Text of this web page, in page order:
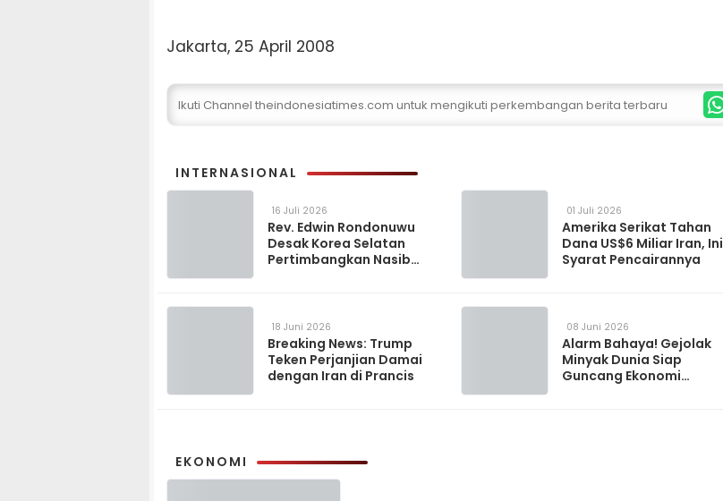
Jakarta, 25 April 2008
Ikuti Channel theindonesiatimes.com untuk mengikuti perkembangan berita terbaru
INTERNASIONAL
16 Juli 2026
Rev. Edwin Rondonuwu
Desak Korea Selatan
Pertimbangkan Nasib
01 Juli 2026
Amerika Serikat Tahan
Dana US$6 Miliar Iran, Ini
Syarat Pencairannya
18 Juni 2026
Breaking News: Trump
Teken Perjanjian Damai
dengan Iran di Prancis
08 Juni 2026
Alarm Bahaya! Gejolak
Minyak Dunia Siap
Guncang Ekonomi
EKONOMI